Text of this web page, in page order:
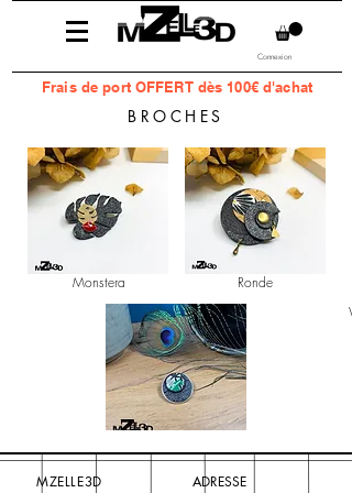
Connexion
Fraisde port OFFERT dès 100€ d'achat
BROCHES
Monstera
Ronde
MZELLE3D ADRESSE